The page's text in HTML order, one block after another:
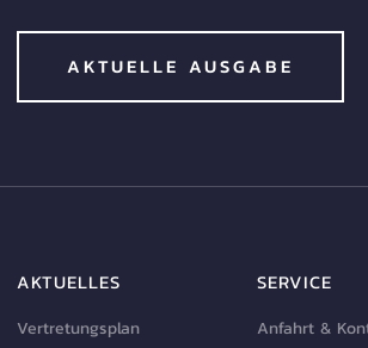
AKTUELLE AUSGABE
AKTUELLES
Vertretungsplan
SERVICE
Anfahrt &